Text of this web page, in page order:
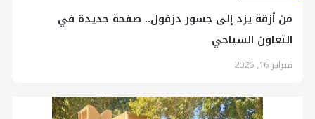
من أزقة يزد إلى جسور دزفول.. صفحة جديدة في
التعاون السياحي
فبراير 16, 2026